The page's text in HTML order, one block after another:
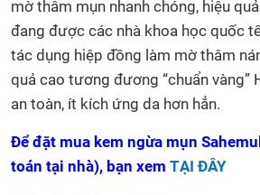
mờ thâm mụn nhanh chóng, hiệu
đang được các nhà khoa học quốc
tác dụng hiệp đồng làm mờ thâm
quả cao tương đương “chuẩn vàng”
an toàn, ít kích ứng da hơn hẳn.
Để đặt mua kem ngừa mụn
toán tại nhà), bạn xem TẠI ĐÂY